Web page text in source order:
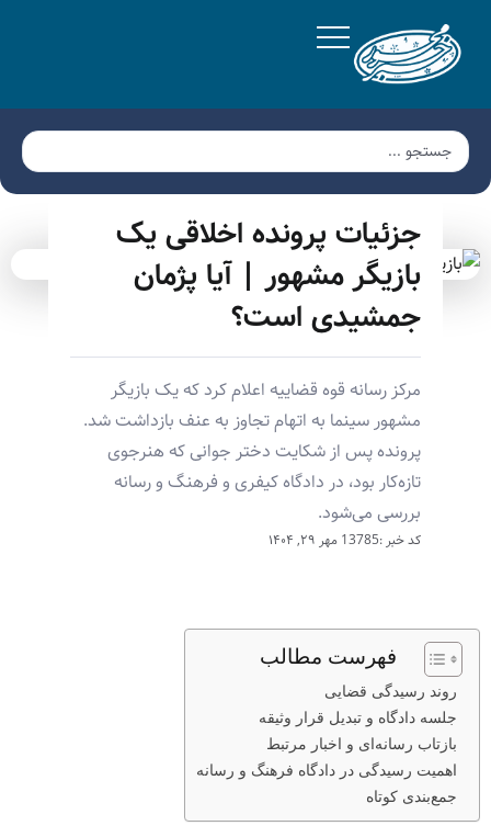
جزئیات پرونده اخلاقی یک
بازیگر مشهور | آیا پژمان
جمشیدی است؟
مرکز رسانه قوه قضاییه اعلام کرد که یک بازیگر
مشهور سینما به اتهام تجاوز به عنف بازداشت شد.
پرونده پس از شکایت دختر جوانی که هنرجوی
تازه‌کار بود، در دادگاه کیفری و فرهنگ و رسانه
بررسی می‌شود.
کد خبر :13785 مهر ۲۹, ۱۴۰۴
فهرست مطالب
روند رسیدگی قضایی
جلسه دادگاه و تبدیل قرار وثیقه
بازتاب رسانه‌ای و اخبار مرتبط
اهمیت رسیدگی در دادگاه فرهنگ و رسانه
جمع‌بندی کوتاه